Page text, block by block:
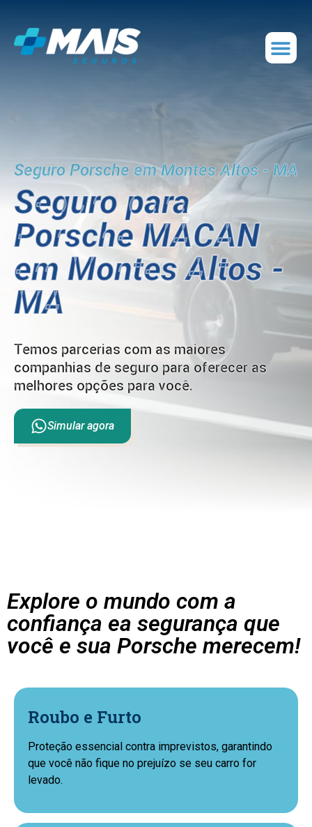
Seguro Porsche em Montes Altos - MA
Seguro para
Porsche MACAN
em Montes Altos -
MA
Temos parcerias com as maiores
companhias de seguro para oferecer as
melhores opções para você.
Simular agora
Explore o mundo com a
confiança ea segurança que
você e sua Porsche merecem!
Roubo e Furto
Proteção essencial contra imprevistos, garantindo
que você não fique no prejuízo se seu carro for
levado.